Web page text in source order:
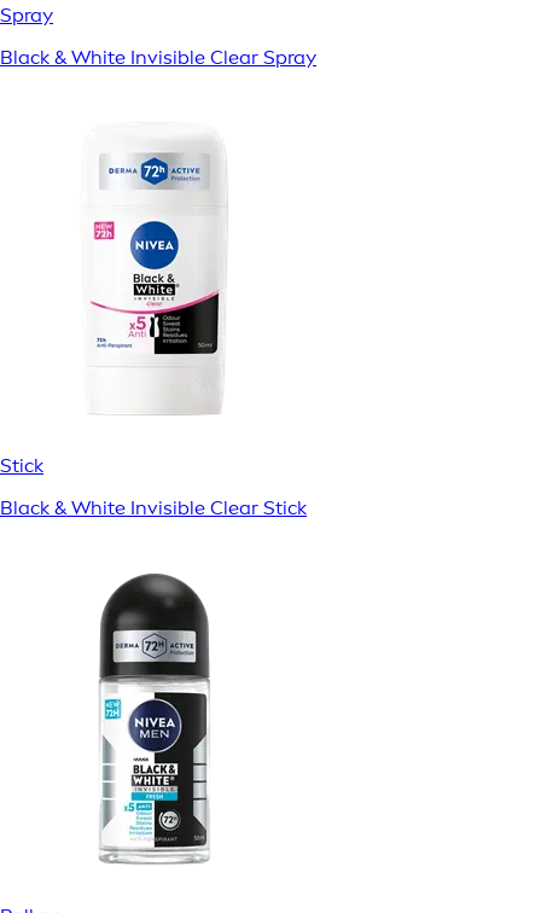
Spray
Black & White Invisible Clear Spray
Stick
Black & White Invisible Clear Stick